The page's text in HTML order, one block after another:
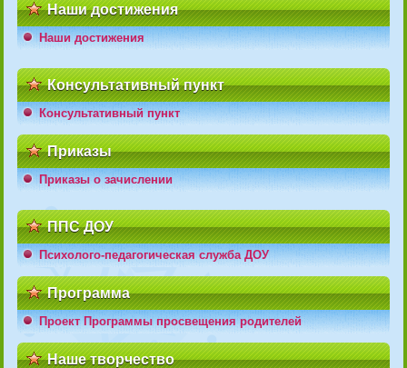
Наши достижения
Наши достижения
Консультативный пункт
Консультативный пункт
Приказы
Приказы о зачислении
ППС ДОУ
Психолого-педагогическая служба ДОУ
Программа
Проект Программы просвещения родителей
Наше творчество